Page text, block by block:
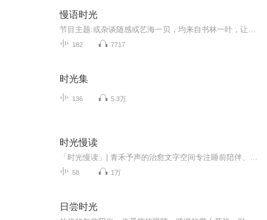
慢语时光
182 7717
时光集
136 5.3万
时光慢读
58 1万
日尝时光